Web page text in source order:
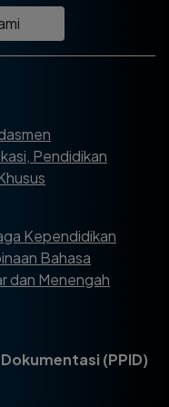
Pendidikan
Kependidikan
Bahasa
dan Menengah
(PPID)